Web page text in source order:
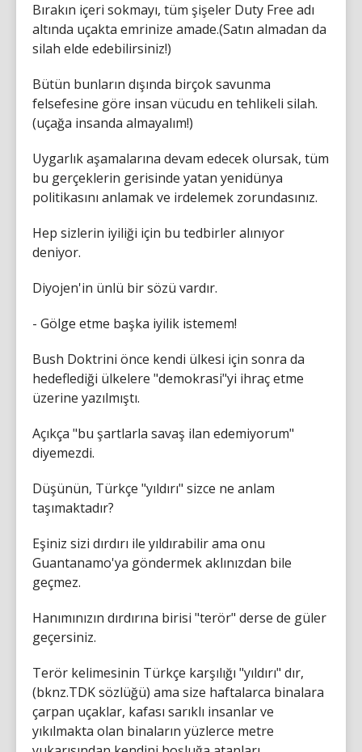
Bırakın içeri sokmayı, tüm şişeler Duty Free adı
altında uçakta emrinize amade.(Satın almadan da
silah elde edebilirsiniz!)
Bütün bunların dışında birçok savunma
felsefesine göre insan vücudu en tehlikeli silah.
(uçağa insanda almayalım!)
Uygarlık aşamalarına devam edecek olursak, tüm
bu gerçeklerin gerisinde yatan yenidünya
politikasını anlamak ve irdelemek zorundasınız.
Hep sizlerin iyiliği için bu tedbirler alınıyor
deniyor.
Diyojen'in ünlü bir sözü vardır.
- Gölge etme başka iyilik istemem!
Bush Doktrini önce kendi ülkesi için sonra da
hedeflediği ülkelere "demokrasi"yi ihraç etme
üzerine yazılmıştı.
Açıkça "bu şartlarla savaş ilan edemiyorum"
diyemezdi.
Düşünün, Türkçe "yıldırı" sizce ne anlam
taşımaktadır?
Eşiniz sizi dırdırı ile yıldırabilir ama onu
Guantanamo'ya göndermek aklınızdan bile
geçmez.
Hanımınızın dırdırına birisi "terör" derse de güler
geçersiniz.
Terör kelimesinin Türkçe karşılığı "yıldırı" dır,
(bknz.TDK sözlüğü) ama size haftalarca binalara
çarpan uçaklar, kafası sarıklı insanlar ve
yıkılmakta olan binaların yüzlerce metre